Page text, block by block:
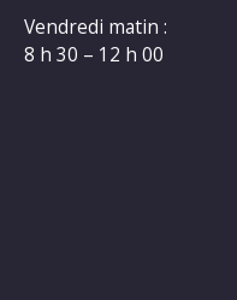
Vendredi matin :
8 h 30 – 12 h 00